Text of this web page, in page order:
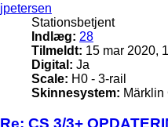
jpetersen
Stationsbetjent
Indlæg: 28
Tilmeldt: 15 mar 2020,
Digital: Ja
Scale: H0 - 3-rail
Skinnesystem: Märklin
Re: CS 3/3+